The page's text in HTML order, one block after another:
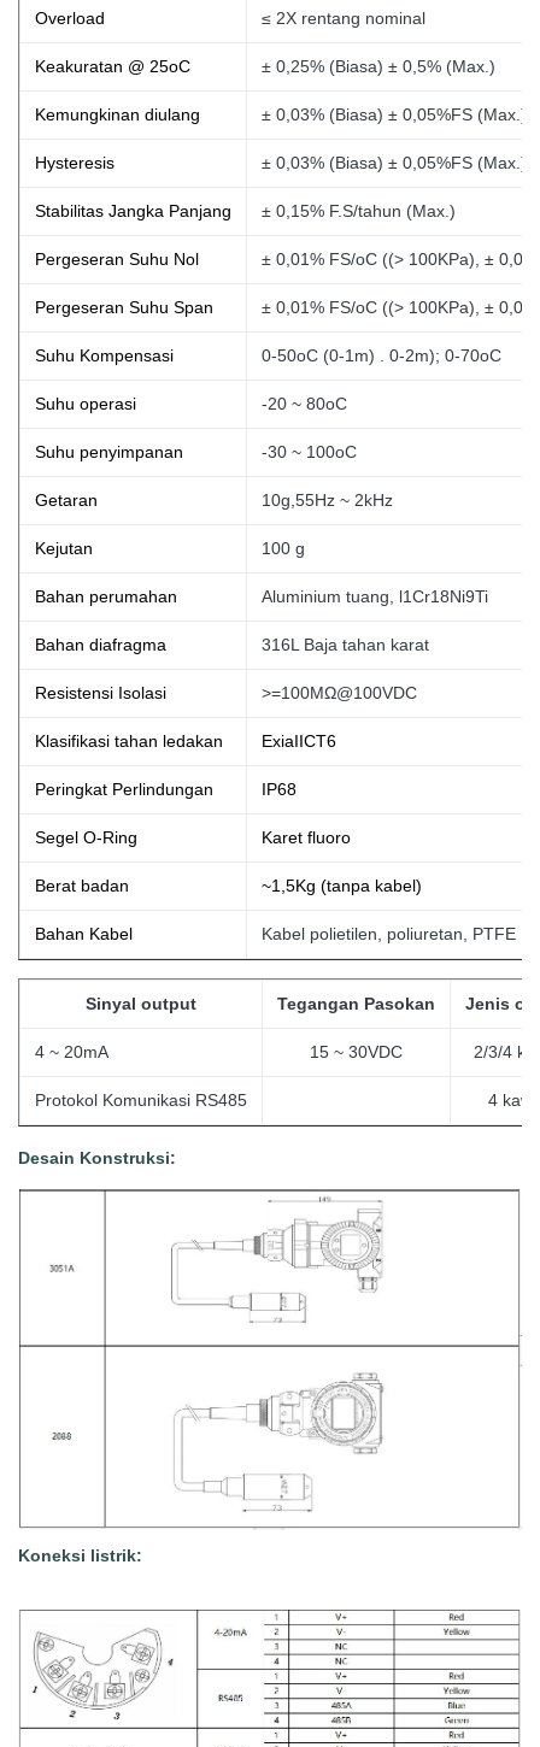
Overload ≤ 2X rentang nominal
Keakuratan @ 25oC ± 0,25% (Biasa) ± 0,5% (Max.)
Kemungkinan diulang ± 0,03% (Biasa) ± 0,05%FS (Max.)
Hysteresis ± 0,03% (Biasa) ± 0,05%FS (Max.)
Stabilitas Jangka Panjang ± 0,15% F.S/tahun (Max.)
Pergeseran Suhu Nol ± 0,01% FS/oC ((> 100KPa), ±
Pergeseran Suhu Span ± 0,01% FS/oC ((> 100KPa), ±
Suhu Kompensasi 0-50oC (0-1m) . 0-2m); 0-70oC
Suhu operasi -20 ~ 80oC
Suhu penyimpanan -30 ~ 100oC
Getaran 10g,55Hz ~ 2kHz
Kejutan 100 g
Bahan perumahan Aluminium tuang, l1Cr18Ni9Ti
Bahan diafragma 316L Baja tahan karat
Resistensi Isolasi >=100MΩ@100VDC
Klasifikasi tahan ledakan ExiaIICT6
Peringkat Perlindungan IP68
Segel O-Ring Karet fluoro
Berat badan ~1,5Kg (tanpa kabel)
Bahan Kabel Kabel polietilen, poliuretan, PTFE
Sinyal output Tegangan Pasokan Jenis
4 ~ 20mA 15 ~ 30VDC 2/3/4
Protokol Komunikasi RS485 4
Desain Konstruksi:
Koneksi listrik: